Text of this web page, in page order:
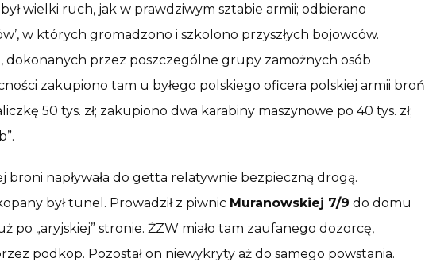
wielki ruch, jak w prawdziwym sztabie armii; odbierano
w których gromadzono i szkolono przyszłych bojowców.
dokonanych przez poszczególne grupy zamożnych osób
zakupiono tam u byłego polskiego oficera polskiej armii broń
50 tys. zł; zakupiono dwa karabiny maszynowe po 40 tys. zł;
broni napływała do getta relatywnie bezpieczną drogą.
był tunel. Prowadził z piwnic Muranowskiej 7/9 do domu
po „aryjskiej” stronie. ŻZW miało tam zaufanego dozorcę,
podkop. Pozostał on niewykryty aż do samego powstania.